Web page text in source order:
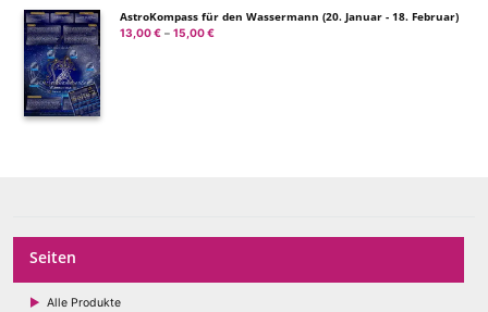
AstroKompass für den Wassermann (20. Januar - 18. Februar)
13,00€ – 15,00€Preisspanne:
Seiten
Alle Produkte